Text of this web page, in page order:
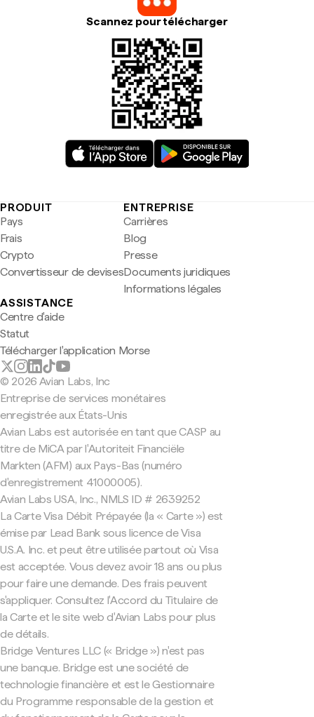
Scannez pour télécharger
PRODUIT
Pays
Frais
Crypto
Convertisseur de devises
ENTREPRISE
Carrières
Blog
Presse
Documents juridiques
Informations légales
ASSISTANCE
Centre d'aide
Statut
Télécharger l'application Morse
© 2026 Avian Labs, Inc
Entreprise de services monétaires
enregistrée aux États-Unis
Avian Labs est autorisée en tant que CASP au
titre de MiCA par l'Autoriteit Financiële
Markten (AFM) aux Pays-Bas (numéro
d'enregistrement 41000005).
Avian Labs USA, Inc., NMLS ID # 2639252
La Carte Visa Débit Prépayée (la « Carte ») est
émise par Lead Bank sous licence de Visa
U.S.A. Inc. et peut être utilisée partout où Visa
est acceptée. Vous devez avoir 18 ans ou plus
pour faire une demande. Des frais peuvent
s'appliquer. Consultez l'Accord du Titulaire de
la Carte et le site web d'Avian Labs pour plus
de détails.
Bridge Ventures LLC (« Bridge ») n'est pas
une banque. Bridge est une société de
technologie financière et est le Gestionnaire
du Programme responsable de la gestion et